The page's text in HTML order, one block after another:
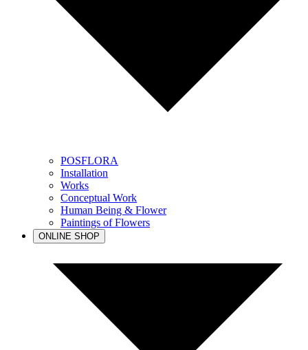
POSFLORA
Installation
Works
Conceptual Work
Human Being & Flower
Paintings of Flowers
ONLINE SHOP